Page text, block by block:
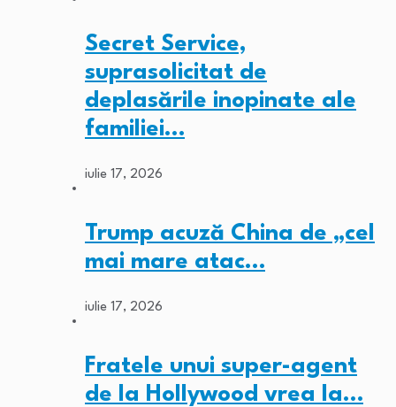
Secret Service,
suprasolicitat de
deplasările inopinate ale
familiei…
iulie 17, 2026
Trump acuză China de „cel
mai mare atac…
iulie 17, 2026
Fratele unui super-agent
de la Hollywood vrea la…